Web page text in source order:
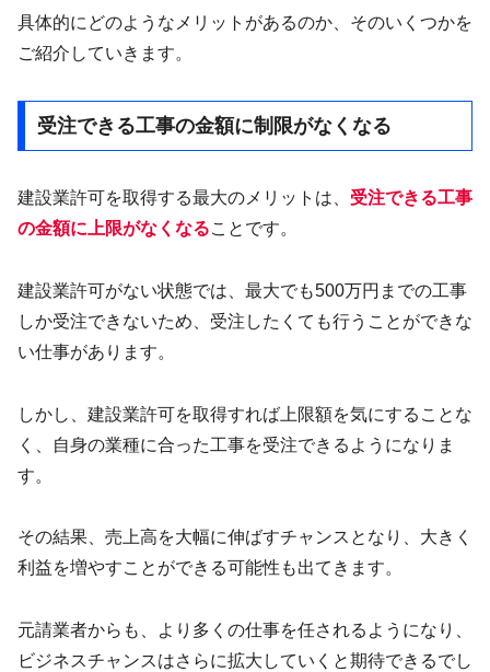
具体的にどのようなメリットがあるのか、そのいくつかを
ご紹介していきます。
受注できる工事の金額に制限がなくなる
建設業許可を取得する最大のメリットは、 受注できる工事
の金額に上限がなくなることです。
建設業許可がない状態では、最大でも500万円までの工事
しか受注できないため、受注したくても行うことができな
い仕事があります。
しかし、建設業許可を取得すれば上限額を気にすることな
く、自身の業種に合った工事を受注できるようになりま
す。
その結果、売上高を大幅に伸ばすチャンスとなり、大きく
利益を増やすことができる可能性も出てきます。
元請業者からも、より多くの仕事を任されるようになり、
ビジネスチャンスはさらに拡大していくと期待できるでし